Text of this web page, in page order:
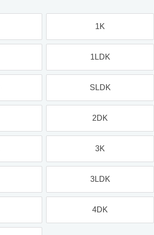
1K
1LDK
SLDK
2DK
3K
3LDK
4DK